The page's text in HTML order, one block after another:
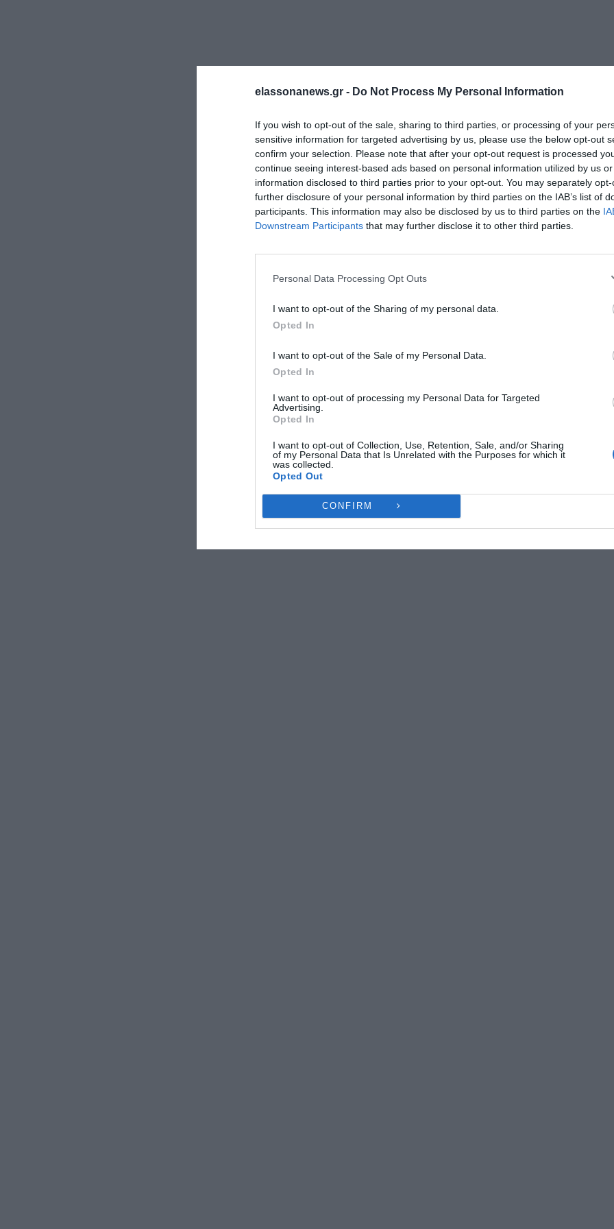
elassonanews.gr - Do Not Process My Personal Information
If you wish to opt-out of the sale, sharing to third parties, or processing of your
sensitive information for targeted advertising by us, please use the below opt-out
confirm your selection. Please note that after your opt-out request is processed
continue seeing interest-based ads based on personal information utilized by us
information disclosed to third parties prior to your opt-out. You may separately
further disclosure of your personal information by third parties on the IAB’s list of
participants. This information may also be disclosed by us to third parties on the
Downstream Participants that may further disclose it to other third parties.
Personal Data Processing Opt Outs
I want to opt-out of the Sharing of my personal data.
Opted In
I want to opt-out of the Sale of my Personal Data.
Opted In
I want to opt-out of processing my Personal Data for Targeted
Advertising.
Opted In
I want to opt-out of Collection, Use, Retention, Sale, and/or Sharing
of my Personal Data that Is Unrelated with the Purposes for which it
was collected.
Opted Out
CONFIRM
Διαχείριση Συγκατάθεσης
Για να παρέχουμε την καλύτερη εμπειρία, χρησιμοποιούμε τεχνολογίες όπως cookies για
εν λόγω τεχνολογίες θα μας επιτρέψει να επεξεργαστούμε δεδομένα προσωπικού
ιστότοπο. Η μη συγκατάθεση ή η ανάκληση της συγκατάθεσης, μπορεί να επηρεάσει
αρνητικά ορισμένες λειτουργίες και δυνατότητες.
ΑΠΟΔΟΧΉ ΔΕΝ ΑΠΟΔΈΧΟΜΑΙ ΠΡΟΒΟΛΉ